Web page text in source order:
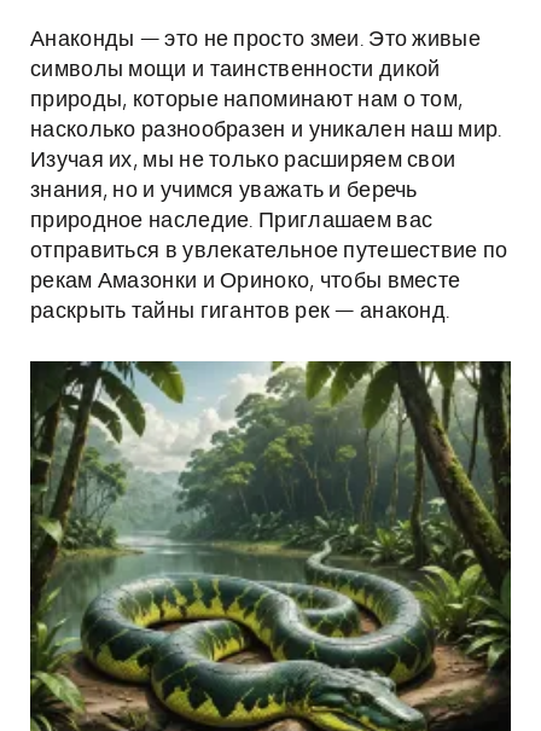
Анаконды — это не просто змеи. Это живые
символы мощи и таинственности дикой
природы, которые напоминают нам о том,
насколько разнообразен и уникален наш мир.
Изучая их, мы не только расширяем свои
знания, но и учимся уважать и беречь
природное наследие. Приглашаем вас
отправиться в увлекательное путешествие по
рекам Амазонки и Ориноко, чтобы вместе
раскрыть тайны гигантов рек — анаконд.